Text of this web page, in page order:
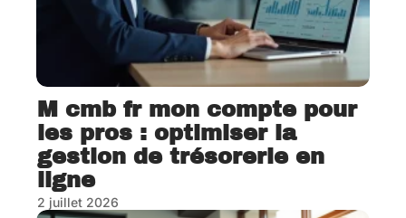
M cmb fr mon compte pour
les pros : optimiser la
gestion de trésorerie en
ligne
2 juillet 2026